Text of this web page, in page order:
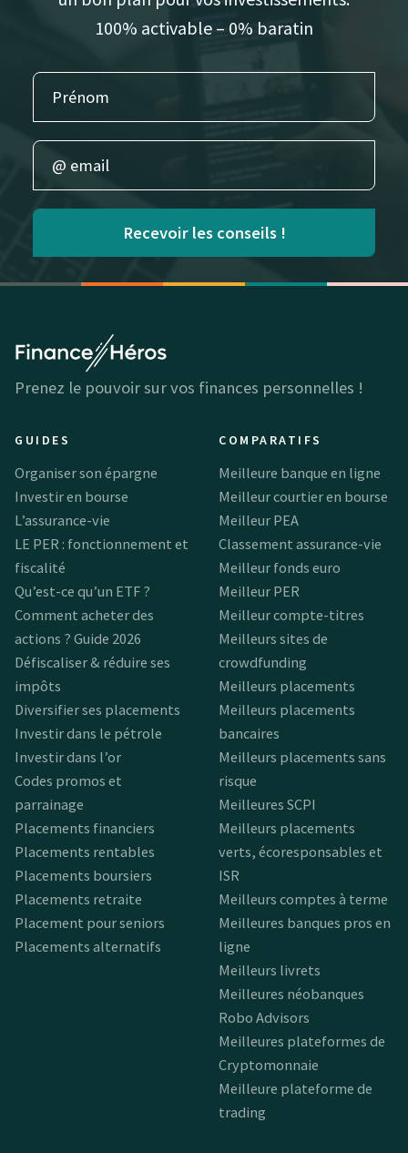
100% activable – 0% baratin
Recevoir les conseils !
Prenez le pouvoir sur vos finances personnelles !
GUIDES
Organiser son épargne
Investir en bourse
L’assurance-vie
LE PER : fonctionnement et
fiscalité
Qu’est-ce qu’un ETF ?
Comment acheter des
actions ? Guide 2026
Défiscaliser & réduire ses
impôts
Diversifier ses placements
Investir dans le pétrole
Investir dans l’or
Codes promos et
parrainage
Placements financiers
Placements rentables
Placements boursiers
Placements retraite
Placement pour seniors
Placements alternatifs
COMPARATIFS
Meilleure banque en ligne
Meilleur courtier en bourse
Meilleur PEA
Classement assurance-vie
Meilleur fonds euro
Meilleur PER
Meilleur compte-titres
Meilleurs sites de
crowdfunding
Meilleurs placements
Meilleurs placements
bancaires
Meilleurs placements sans
risque
Meilleures SCPI
Meilleurs placements
verts, écoresponsables et
ISR
Meilleurs comptes à terme
Meilleures banques pros en
ligne
Meilleurs livrets
Meilleures néobanques
Robo Advisors
Meilleures plateformes de
Cryptomonnaie
Meilleure plateforme de
trading